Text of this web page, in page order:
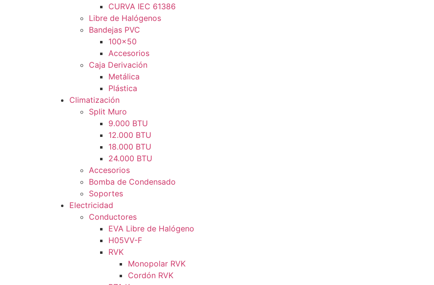
CURVA IEC 61386
Libre de Halógenos
Bandejas PVC
100×50
Accesorios
Caja Derivación
Metálica
Plástica
Climatización
Split Muro
9.000 BTU
12.000 BTU
18.000 BTU
24.000 BTU
Accesorios
Bomba de Condensado
Soportes
Electricidad
Conductores
EVA Libre de Halógeno
H05VV-F
RVK
Monopolar RVK
Cordón RVK